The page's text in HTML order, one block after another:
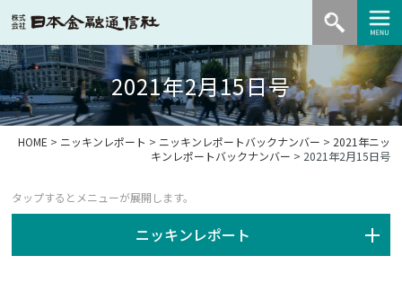
2021年2月15日号
HOME > ニッキンレポート > ニッキンレポートバックナンバー > 2021年ニッ
キンレポートバックナンバー > 2021年2月15日号
ニッキンレポート